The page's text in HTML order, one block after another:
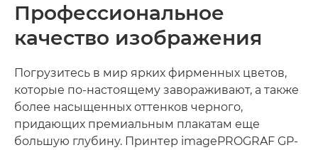
Профессиональное
качество изображения
Погрузитесь в мир ярких фирменных цветов,
которые по-настоящему завораживают, а также
более насыщенных оттенков черного,
придающих премиальным плакатам еще
большую глубину. Принтер imagePROGRAF GP-